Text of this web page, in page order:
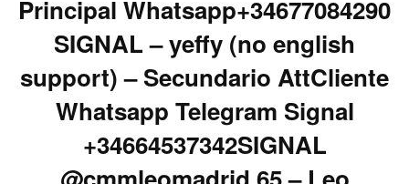
Principal Whatsapp+34677084290
SIGNAL – yeffy (no english
support) – Secundario AttCliente
Whatsapp Telegram Signal
+34664537342SIGNAL